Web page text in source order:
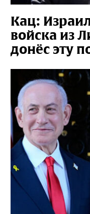
Кац:
войска из
донёс эту